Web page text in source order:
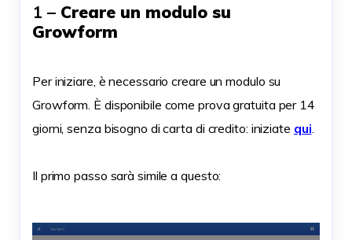
1 – Creare un modulo su
Growform
Per iniziare, è necessario creare un modulo su
Growform. È disponibile come prova gratuita per 14
giorni, senza bisogno di carta di credito: iniziate qui
Il primo passo sarà simile a questo: